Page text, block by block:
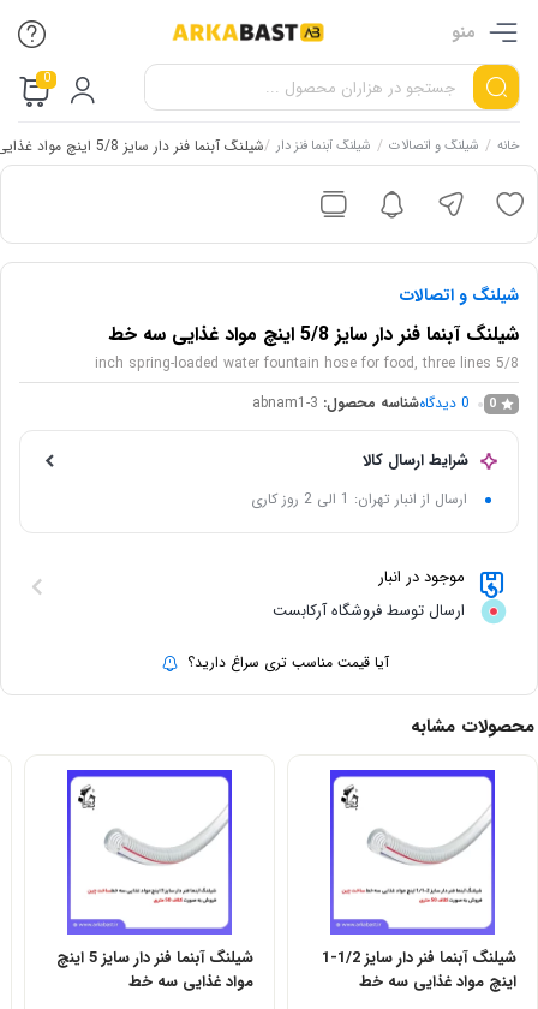
منو
0
خانه / شیلنگ و اتصالات / شیلنگ آبنما فنز دار /شیلنگ آبنما فنر دار سایز 5/8 اینچ مواد غذایی سه خط
شیلنگ و اتصالات
شیلنگ آبنما فنر دار سایز 5/8 اینچ مواد غذایی سه خط
5/8 inch spring-loaded water fountain hose for food, three lines
0
0 دیدگاهشناسه محصول: abnam1-3
شرایط ارسال کالا
ارسال از انبار تهران: 1 الی 2 روز کاری
موجود در انبار
ارسال توسط فروشگاه آرکابست
آیا قیمت مناسب تری سراغ دارید؟
محصولات مشابه
شیلنگ آبنما فنر دار سایز 1/2-1
اینچ مواد غذایی سه خط
شیلنگ آبنما فنر دار سایز 5 اینچ
مواد غذایی سه خط